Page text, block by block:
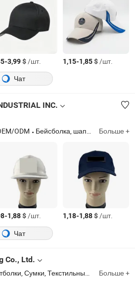
-3,99$/шт. 1,15-1,85$/шт.
Чат
INC.
ODM Бейсболка, шапка-бини, кепка, снэпбек, ведерная шляпа, перчатки, шарф, носки, бандана, футболка Больше +
-1,88$/шт. 1,18-1,88$/шт.
Чат
Co., Ltd.
Больше +